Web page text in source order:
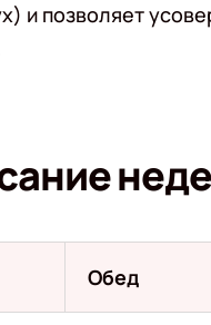
и позволяет
Обед